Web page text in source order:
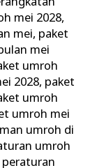
mei 2028,
mei, paket
mei
umroh
2028, paket
umroh
umroh mei
umroh di
umroh
peraturan